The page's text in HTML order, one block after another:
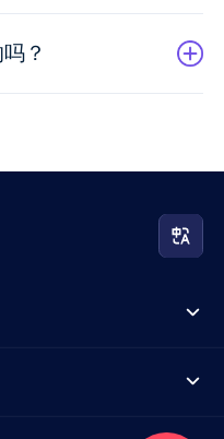
？